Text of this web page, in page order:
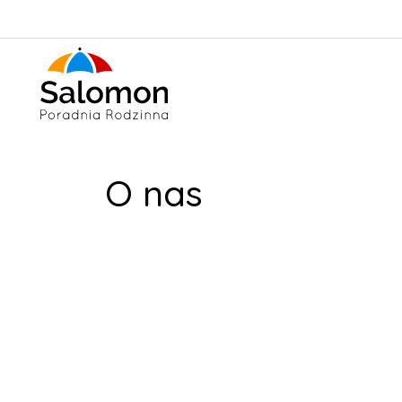
O nas